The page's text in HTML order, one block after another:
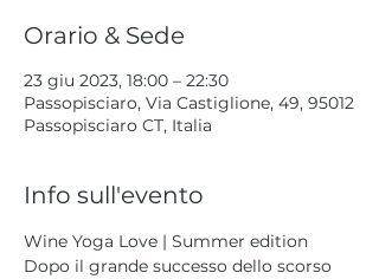
Orario & Sede
23 giu 2023, 18:00 – 22:30
Passopisciaro, Via Castiglione, 49, 95012
Passopisciaro CT, Italia
Info sull'evento
Wine Yoga Love | Summer edition
Dopo il grande successo dello scorso